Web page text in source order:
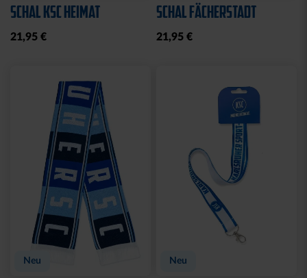
SCHAL KSC HEIMAT
21,95 €
SCHAL FÄCHERSTADT
21,95 €
Neu Neu